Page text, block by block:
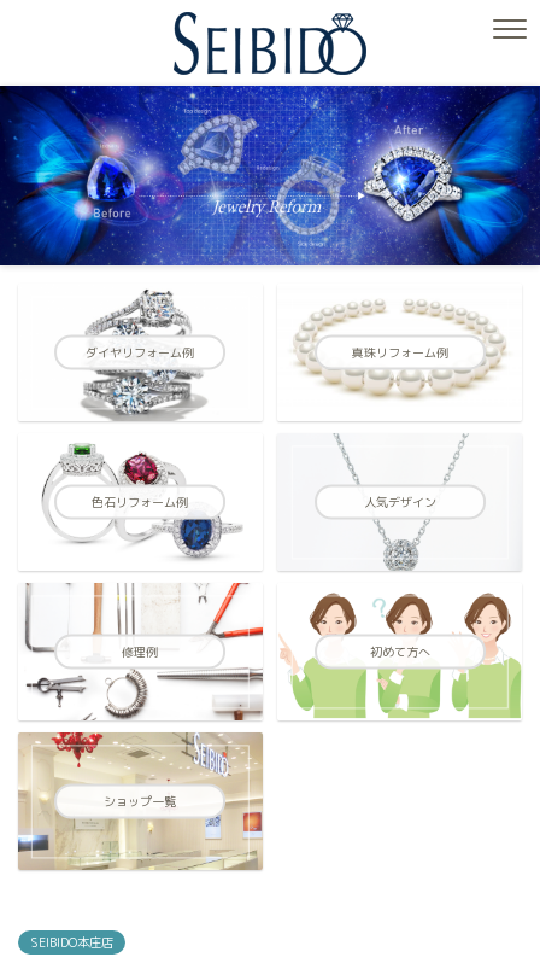
ダイヤリフォーム例 真珠リフォーム例
色石リフォーム例 人気デザイン
修理例 初めて方へ
ショップ一覧
SEIBIDO本庄店